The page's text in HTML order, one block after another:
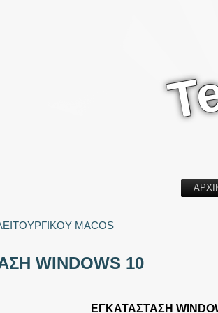
MACOS
WINDOWS 10
ΕΓΚΑΤΑΣΤΑΣΗ